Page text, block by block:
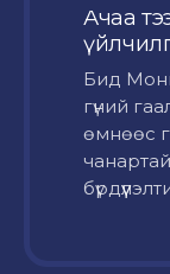
Ачаа
Бид
гүний
өмнөөс
чанартай